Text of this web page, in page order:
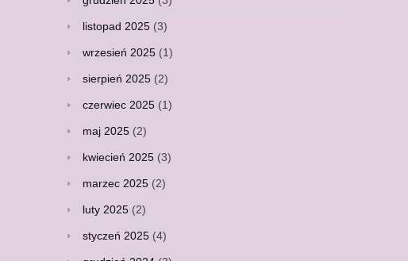
listopad 2025(3)
wrzesień 2025(1)
sierpień 2025(2)
czerwiec 2025(1)
maj 2025(2)
kwiecień 2025(3)
marzec 2025(2)
luty 2025(2)
styczeń 2025(4)